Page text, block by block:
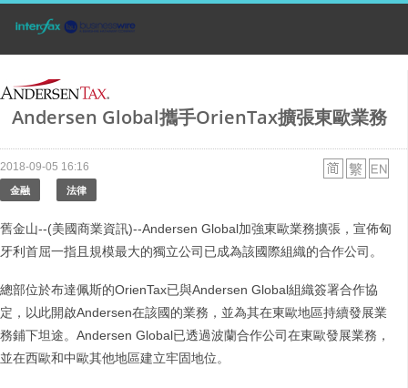
Andersen Global攜手OrienTax擴張東歐業務
2018-09-05 16:16
金融 法律
舊金山--(美國商業資訊)--Andersen Global加強東歐業務擴張，宣佈匈
牙利首屈一指且規模最大的獨立公司已成為該國際組織的合作公司。
總部位於布達佩斯的OrienTax已與Andersen Global組織簽署合作協
定，以此開啟Andersen在該國的業務，並為其在東歐地區持續發展業
務鋪下坦途。Andersen Global已透過波蘭合作公司在東歐發展業務，
並在西歐和中歐其他地區建立牢固地位。